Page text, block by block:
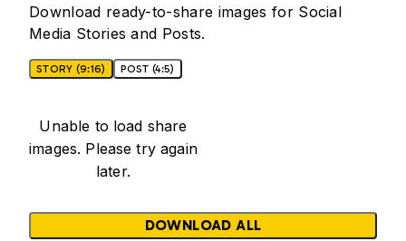
Download ready-to-share images for Social
Media Stories and Posts.
STORY (9:16) POST (4:5)
Unable to load share
images. Please try again
later.
DOWNLOAD ALL